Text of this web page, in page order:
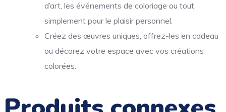
d’art, les événements de coloriage ou tout
simplement pour le plaisir personnel.
Créez des œuvres uniques, offrez-les en cadeau
ou décorez votre espace avec vos créations
colorées.